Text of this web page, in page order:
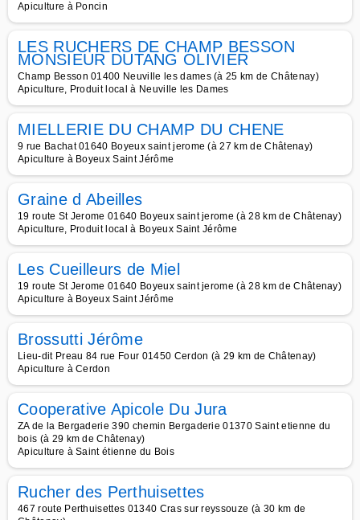
Apiculture à Poncin
LES RUCHERS DE CHAMP BESSON
MONSIEUR DUTANG OLIVIER
Champ Besson 01400 Neuville les dames (à 25 km de Châtenay)
Apiculture, Produit local à Neuville les Dames
MIELLERIE DU CHAMP DU CHENE
9 rue Bachat 01640 Boyeux saint jerome (à 27 km de Châtenay)
Apiculture à Boyeux Saint Jérôme
Graine d Abeilles
19 route St Jerome 01640 Boyeux saint jerome (à 28 km de Châtenay)
Apiculture, Produit local à Boyeux Saint Jérôme
Les Cueilleurs de Miel
19 route St Jerome 01640 Boyeux saint jerome (à 28 km de Châtenay)
Apiculture à Boyeux Saint Jérôme
Brossutti Jérôme
Lieu-dit Preau 84 rue Four 01450 Cerdon (à 29 km de Châtenay)
Apiculture à Cerdon
Cooperative Apicole Du Jura
ZA de la Bergaderie 390 chemin Bergaderie 01370 Saint etienne du
bois (à 29 km de Châtenay)
Apiculture à Saint étienne du Bois
Rucher des Perthuisettes
467 route Perthuisettes 01340 Cras sur reyssouze (à 30 km de